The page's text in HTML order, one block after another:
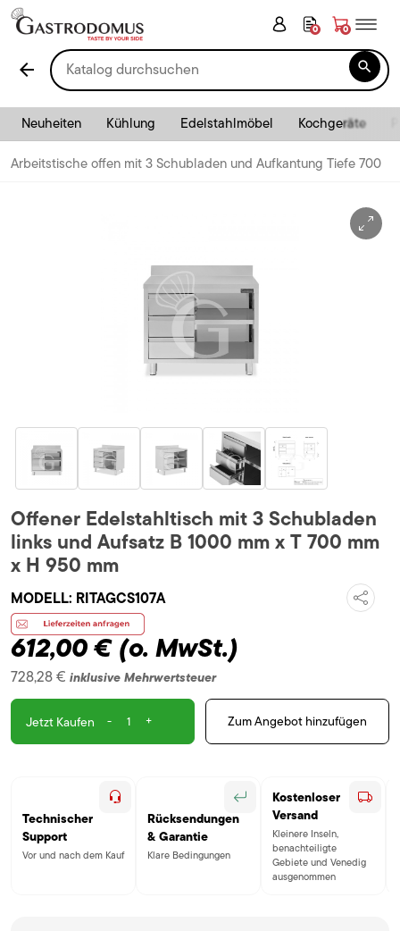
0 0
arrow_back 
Neuheiten Kühlung Edelstahlmöbel Kochgeräte
Arbeitstische offen mit 3 Schubladen und Aufkantung Tiefe 700
Offener Edelstahltisch mit 3 Schubladen
links und Aufsatz B 1000 mm x T 700 mm
x H 950 mm
MODELL: RITAGCS107A
612,00 €(o. MwSt.)
728,28 € inklusive Mehrwertsteuer
Jetzt Kaufen - + Zum Angebot hinzufügen
Technischer
Support
Vor und nach dem Kauf
Rücksendungen
& Garantie
Klare Bedingungen
Kostenloser
Versand
Kleinere Inseln,
benachteiligte
Gebiete und Venedig
ausgenommen